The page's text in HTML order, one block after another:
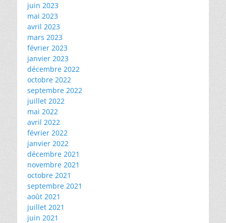
juin 2023
mai 2023
avril 2023
mars 2023
février 2023
janvier 2023
décembre 2022
octobre 2022
septembre 2022
juillet 2022
mai 2022
avril 2022
février 2022
janvier 2022
décembre 2021
novembre 2021
octobre 2021
septembre 2021
août 2021
juillet 2021
juin 2021